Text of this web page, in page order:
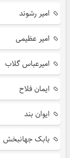
امیر رشوند
امیر عظیمی
امیرعباس گلاب
ایمان فلاح
ایوان بند
بابک جهانبخش